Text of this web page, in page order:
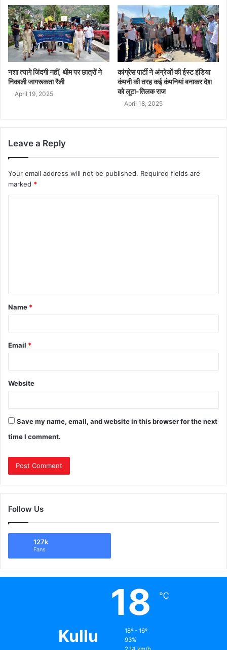
नशा त्यागे जिंदगी नहीं, थीम पर छात्रों ने
निकाली जागरूकता रैली
April 19, 2025
कांग्रेस पार्टी ने अंग्रेजों की ईस्ट इंडिया
कंपनी की तरह कई कंपनियां बनाकर देश
को लूटा-तिलक राज
April 18, 2025
Leave a Reply
Your email address will not be published. Required fields are
marked *
Name *
Email *
Website
Save my name, email, and website in this browser for the next
time I comment.
Follow Us
127k
Fans
Kullu
18 ℃
18º - 16º
93%